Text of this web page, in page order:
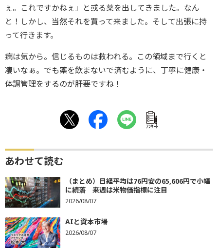
ぇ。これですかねぇ」と或る薬を出してきました。なん
と！しかし、当然それを買って来ました。そして出張に持
って行きます。
病は気から。信じるものは救われる。この領域まで行くと
凄いなぁ。でも薬を飲まないで済むように、丁寧に健康・
体調管理をするのが肝要ですね！
ｱﾝｹｰﾄ
あわせて読む
（まとめ）日経平均は76円安の65,606円で小幅
に続落 来週は米物価指標に注目
2026/08/07
AIと資本市場
2026/08/07